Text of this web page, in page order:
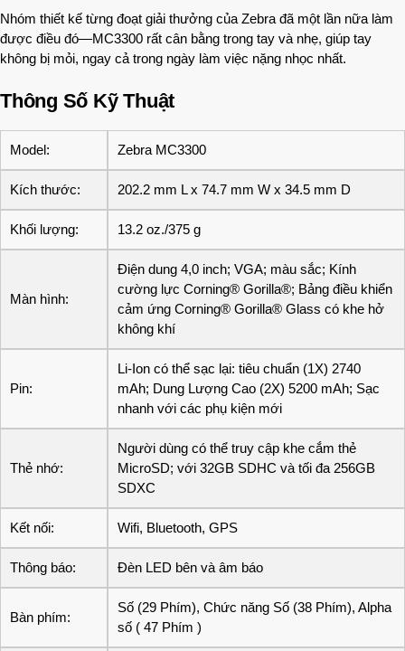
Nhóm thiết kế từng đoạt giải thưởng của Zebra đã một lần nữa làm
được điều đó—MC3300 rất cân bằng trong tay và nhẹ, giúp tay
không bị mỏi, ngay cả trong ngày làm việc nặng nhọc nhất.
Thông Số Kỹ Thuật
Model: Zebra MC3300
Kích thước: 202.2 mm L x 74.7 mm W x 34.5 mm D
Khối lượng: 13.2 oz./375 g
Màn hình:
Điện dung 4,0 inch; VGA; màu sắc; Kính
cường lực Corning® Gorilla®; Bảng điều khiển
cảm ứng Corning® Gorilla® Glass có khe hở
không khí
Pin:
Li-Ion có thể sạc lại: tiêu chuẩn (1X) 2740
mAh; Dung Lượng Cao (2X) 5200 mAh; Sạc
nhanh với các phụ kiện mới
Thẻ nhớ:
Người dùng có thể truy cập khe cắm thẻ
MicroSD; với 32GB SDHC và tối đa 256GB
SDXC
Kết nối: Wifi, Bluetooth, GPS
Thông báo: Đèn LED bên và âm báo
Bàn phím:
Số (29 Phím), Chức năng Số (38 Phím), Alpha
số ( 47 Phím )